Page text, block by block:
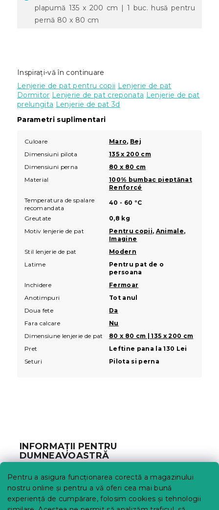
Pentru a asigura funcționarea corectă a magazinului
nostru online și pentru a vă oferi cea mai bună
experiență de cumpărare, folosim cookies și tehnologii
plapumă 135 x 200 cm | 1 buc. husă pentru
pernă 80 x 80 cm
Inspirați-vă în continuare
Lenjerie de pat pentru copii Lenjerie de pat
Dormitor Lenjerie de pat creponata Lenjerie de pat
prelungita Lenjerie de pat 3d
Parametri suplimentari
Culoare Maro, Bej
Dimensiuni pilota
135 x 200 cm
Dimensiuni perna
80 x 80 cm
Material
100% bumbac pieptănat
Renforcé
Temperatura de spalare
recomandata
40 - 60 °C
Greutate
0,8 kg
Motiv lenjerie de pat
Pentru copii, Animale,
Imagine
Stil lenjerie de pat
Modern
Latime
Pentru pat de o
persoana
Inchidere
Fermoar
Anotimpuri
Tot anul
Doua fete
Da
Fara calcare
Nu
Dimensiune lenjerie de pat
80 x 80 cm | 135 x 200 cm
Pret
Leftine pana la 130 Lei
Seturi
Pilota si perna
o
INFORMAȚII PENTRU
DUMNEAVOASTRĂ
Urmărirea comenzii
Opțiuni de livrare
Metode de plată